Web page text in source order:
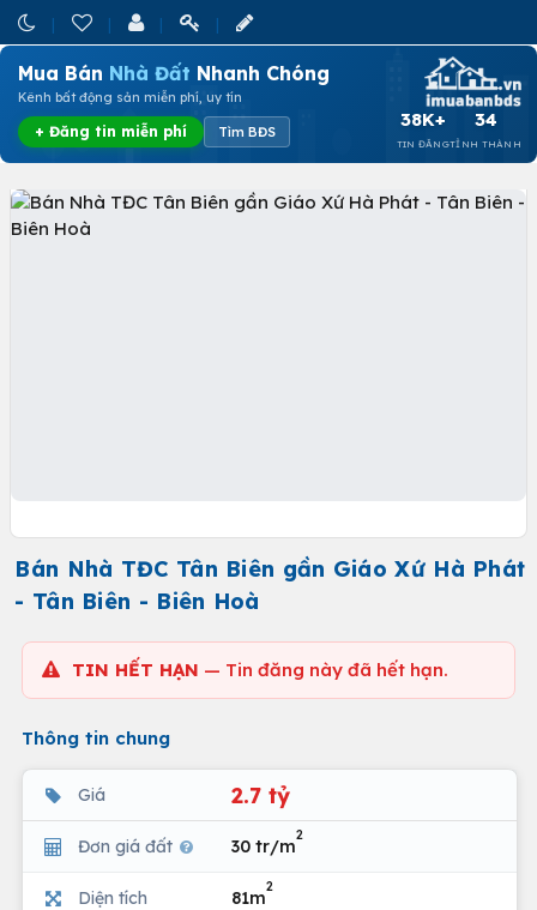
Mua Bán Nhà Đất Nhanh Chóng
Kênh bất động sản miễn phí, uy tín
+ Đăng tin miễn phí Tìm BĐS
38K+
TIN ĐĂNG
34
TỈNH THÀNH
Bán Nhà TĐC Tân Biên gần Giáo Xứ Hà Phát
- Tân Biên - Biên Hoà
TIN HẾT HẠN — Tin đăng này đã hết hạn.
Thông tin chung
Giá 2.7 tỷ
Đơn giá đất 30 tr/m
2
Diện tích 81m
2